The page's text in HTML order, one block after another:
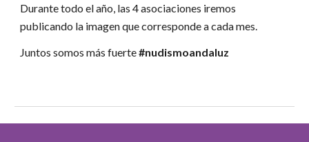
Durante todo el año, las 4 asociaciones iremos
publicando la imagen que corresponde a cada mes.
Juntos somos más fuerte#nudismoandaluz